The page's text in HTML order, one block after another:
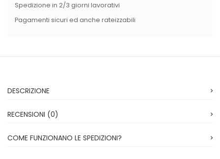
Spedizione in 2/3 giorni lavorativi
Pagamenti sicuri ed anche rateizzabili
DESCRIZIONE
RECENSIONI (0)
COME FUNZIONANO LE SPEDIZIONI?